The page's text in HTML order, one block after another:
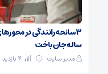
ساله جان باخت
مدیر سایت